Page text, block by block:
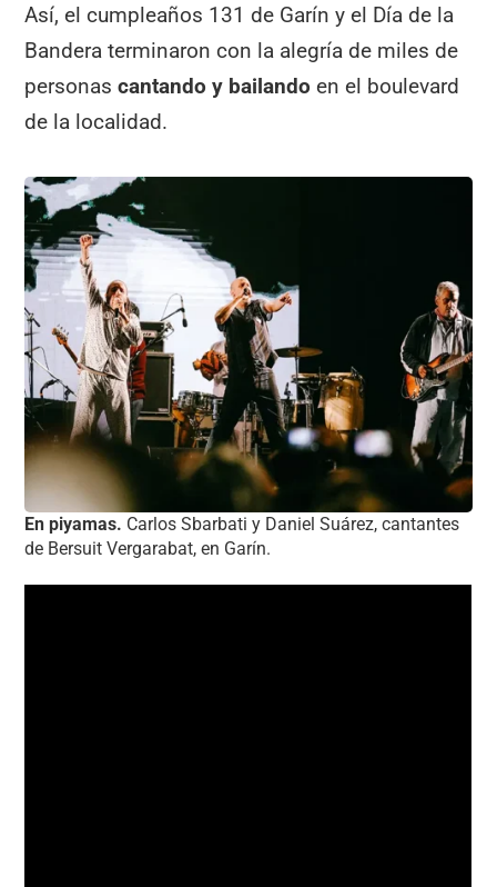
Así, el cumpleaños 131 de Garín y el Día de la
Bandera terminaron con la alegría de miles de
personascantando y bailandoen el boulevard
de la localidad.
En piyamas. Carlos Sbarbati y Daniel Suárez, cantantes
de Bersuit Vergarabat, en Garín.